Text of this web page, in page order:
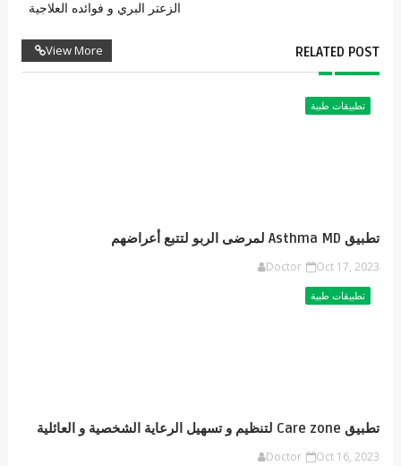
الزعتر البري و فوائده العلاجية
RELATED POST
View More
تطبيقات طبية
تطبيق Asthma MD لمرضى الربو لتتبع أعراضهم
Doctor Oct 17, 2023
تطبيقات طبية
تطبيق Care zone لتنظيم و تسهيل الرعاية الشخصية و العائلية
Doctor Oct 16, 2023